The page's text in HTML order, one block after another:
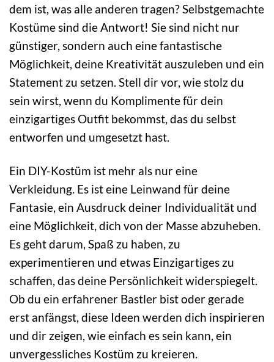
dem ist, was alle anderen tragen? Selbstgemachte
Kostüme sind die Antwort! Sie sind nicht nur
günstiger, sondern auch eine fantastische
Möglichkeit, deine Kreativität auszuleben und ein
Statement zu setzen. Stell dir vor, wie stolz du
sein wirst, wenn du Komplimente für dein
einzigartiges Outfit bekommst, das du selbst
entworfen und umgesetzt hast.
Ein DIY-Kostüm ist mehr als nur eine
Verkleidung. Es ist eine Leinwand für deine
Fantasie, ein Ausdruck deiner Individualität und
eine Möglichkeit, dich von der Masse abzuheben.
Es geht darum, Spaß zu haben, zu
experimentieren und etwas Einzigartiges zu
schaffen, das deine Persönlichkeit widerspiegelt.
Ob du ein erfahrener Bastler bist oder gerade
erst anfängst, diese Ideen werden dich inspirieren
und dir zeigen, wie einfach es sein kann, ein
unvergessliches Kostüm zu kreieren.